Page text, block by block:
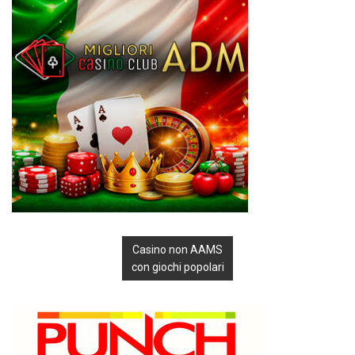
Casino non AAMS
con giochi popolari